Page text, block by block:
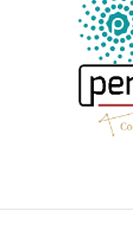
Menu